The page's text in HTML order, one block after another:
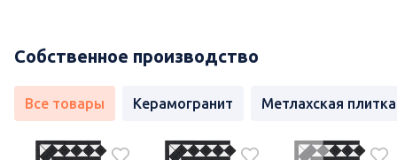
Собственное производство
Все товары Керамогранит Метлахская плитка